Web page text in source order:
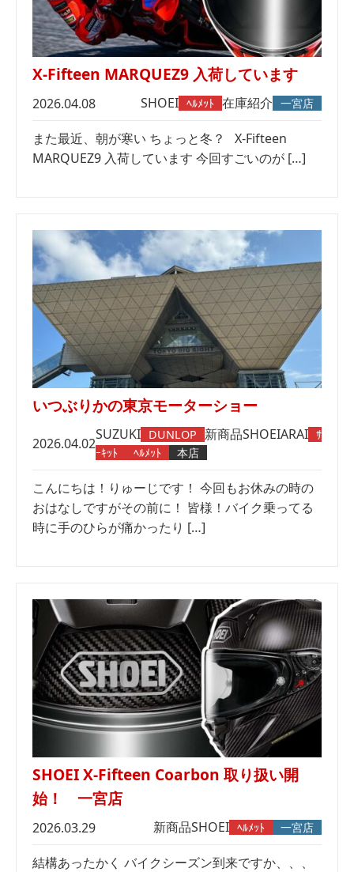
X-Fifteen MARQUEZ9 入荷しています
2026.04.08 SHOEI ﾍﾙﾒｯﾄ 在庫紹介 一宮店
また最近、朝が寒い ちょっと冬？ X-Fifteen
MARQUEZ9 入荷しています 今回すごいのが […]
いつぶりかの東京モーターショー
2026.04.02
SUZUKI DUNLOP 新商品SHOEIARAI ｻ
ｰｷｯﾄ
ﾍﾙﾒｯﾄ 本店
こんにちは！りゅーじです！ 今回もお休みの時の
おはなしですがその前に！ 皆様！バイク乗ってる
時に手のひらが痛かったり […]
SHOEI X-Fifteen Coarbon 取り扱い開
始！ 一宮店
2026.03.29 新商品SHOEI ﾍﾙﾒｯﾄ 一宮店
結構あったかく バイクシーズン到来ですか、、、